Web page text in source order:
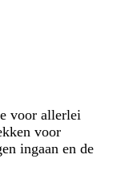
voor allerlei
voor
ingaan en de